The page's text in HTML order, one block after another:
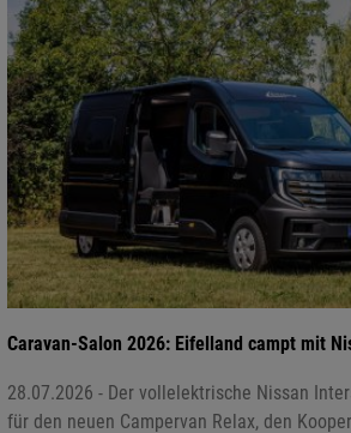
Caravan-Salon 2026: Eifelland campt mit
28.07.2026 - Der vollelektrische Nissan
für den neuen Campervan Relax, den